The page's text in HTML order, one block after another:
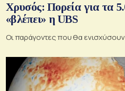
Χρυσός: Πορεία για τα
«βλέπει» η UBS
Οι παράγοντες που θα